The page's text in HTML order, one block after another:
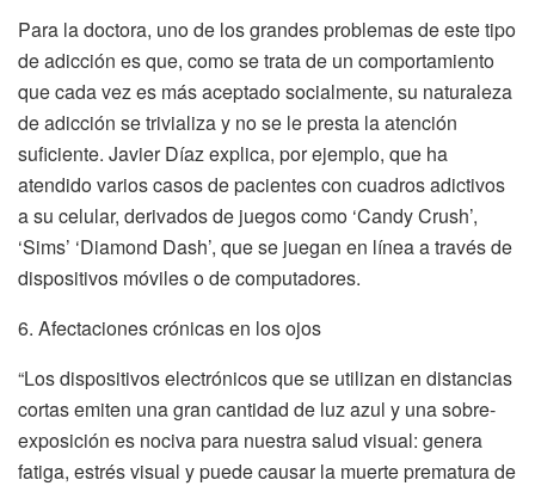
Para la doctora, uno de los grandes problemas de este tipo
de adicción es que, como se trata de un comportamiento
que cada vez es más aceptado socialmente, su naturaleza
de adicción se trivializa y no se le presta la atención
suficiente. Javier Díaz explica, por ejemplo, que ha
atendido varios casos de pacientes con cuadros adictivos
a su celular, derivados de juegos como ‘Candy Crush’,
‘Sims’ ‘Diamond Dash’, que se juegan en línea a través de
dispositivos móviles o de computadores.
6. Afectaciones crónicas en los ojos
“Los dispositivos electrónicos que se utilizan en distancias
cortas emiten una gran cantidad de luz azul y una sobre-
exposición es nociva para nuestra salud visual: genera
fatiga, estrés visual y puede causar la muerte prematura de